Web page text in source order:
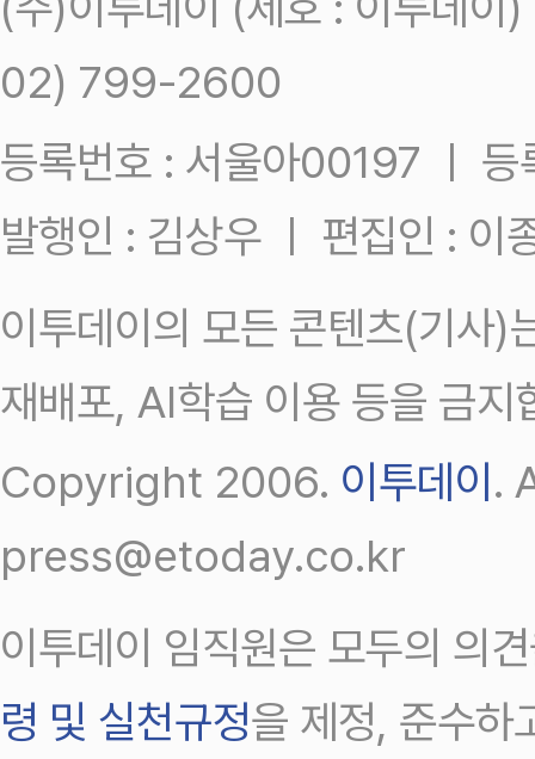
02) 799-2600
등록번호 : 서울아00197 ㅣ
발행인 : 김상우 ㅣ 편집인 : 이
이투데이의 모든 콘텐츠(기사)
재배포, AI학습 이용 등을 금지
Copyright 2006. 이투데이.
press@etoday.co.kr
이투데이 임직원은 모두의 의
령 및 실천규정을 제정, 준수하